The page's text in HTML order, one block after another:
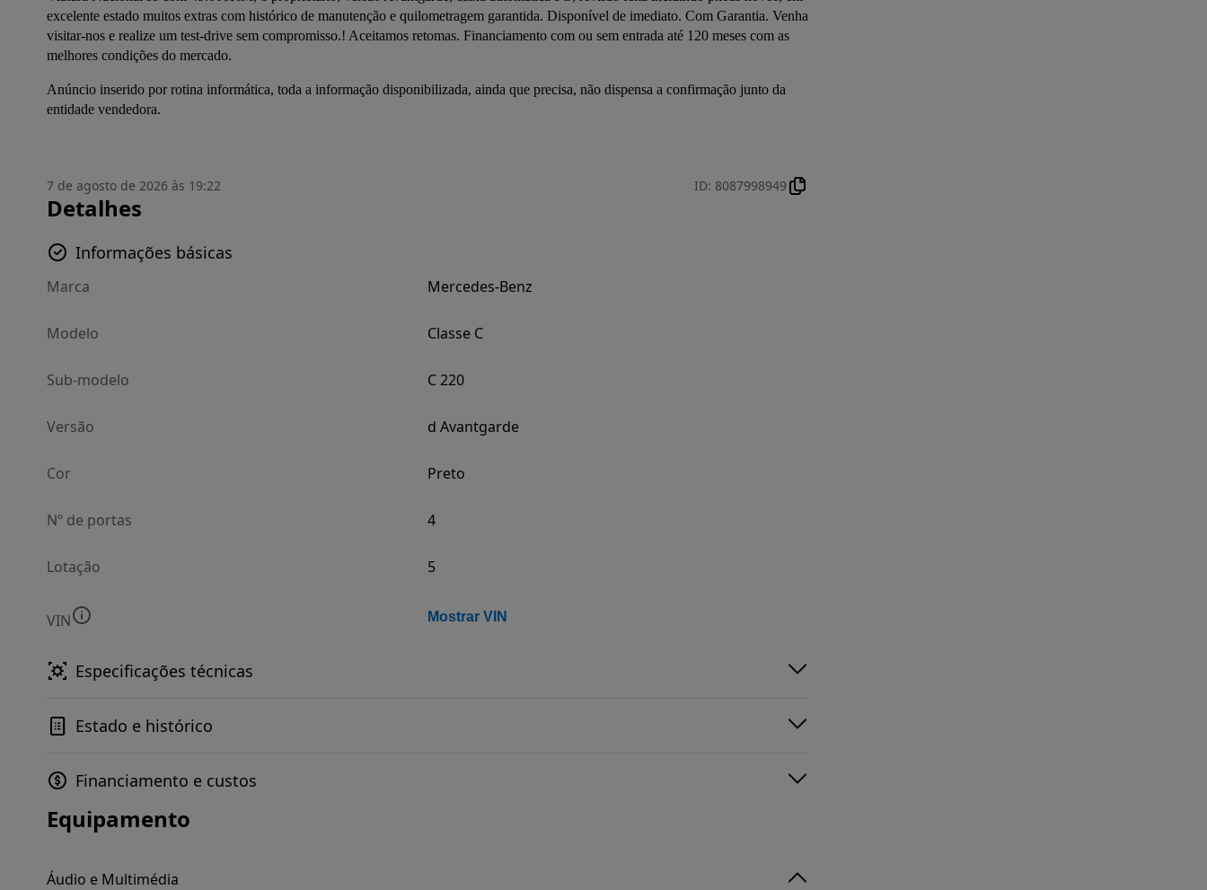
excelente estado muitos extras com histórico de manutenção e quilometragem garantida. Disponível de imediato. Com Garantia. Venha
visitar-nos e realize um test-drive sem compromisso.! Aceitamos retomas. Financiamento com ou sem entrada até 120 meses com as
melhores condições do mercado.
Anúncio inserido por rotina informática, toda a informação disponibilizada, ainda que precisa, não dispensa a confirmação junto da
entidade vendedora.
7 de agosto de 2026 às 19:22 ID: 8087998949
Detalhes
Informações básicas
Marca Mercedes-Benz
Modelo Classe C
Sub-modelo C 220
Versão d Avantgarde
Cor Preto
Nº de portas 4
Lotação 5
VIN Mostrar VIN
Especificações técnicas
Estado e histórico
Financiamento e custos
Equipamento
Áudio e Multimédia